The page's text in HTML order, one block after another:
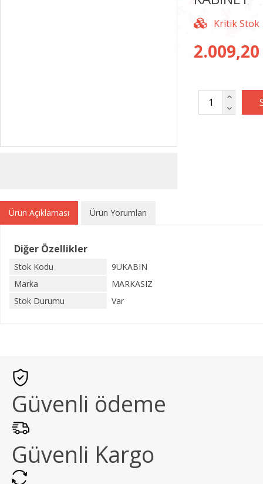
Ürün Açıklaması Ürün Yorumları
Diğer Özellikler
Stok Kodu
9UKABIN
Marka
MARKASIZ
Stok Durumu
Var
Güvenli ödeme
Güvenli Kargo